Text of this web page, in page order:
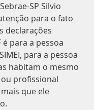
SP Silvio
para o fato
declarações
é para a pessoa
para a pessoa
habitam o mesmo
profissional
que ele